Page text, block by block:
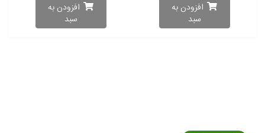
افزودن به
سبد
افزودن به
سبد